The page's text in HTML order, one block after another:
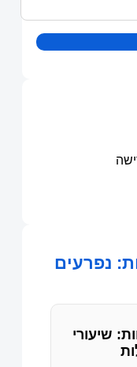
נפרעים
שיעורי